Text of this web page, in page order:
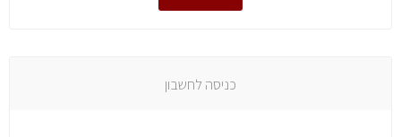
כניסה לחשבון